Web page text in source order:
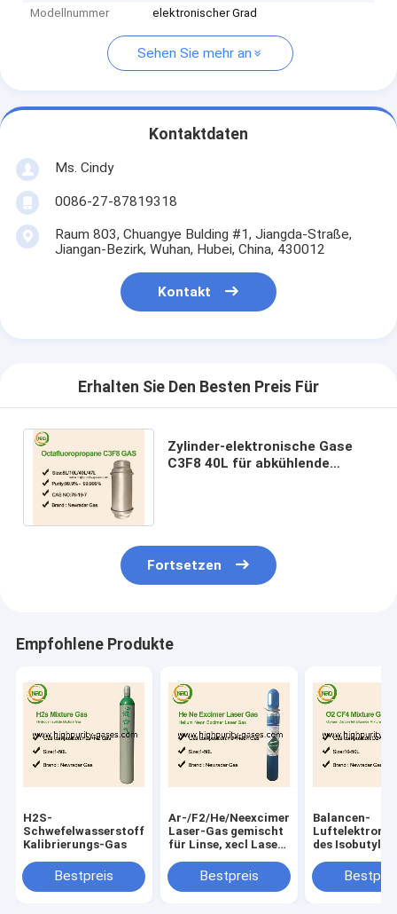
Modellnummer
elektronischer Grad
Sehen Sie mehr an
Kontaktdaten
Ms. Cindy
0086-27-87819318
Raum 803, Chuangye Bulding #1, Jiangda-Straße,
Jiangan-Bezirk, Wuhan, Hubei, China, 430012
Kontakt
Erhalten Sie Den Besten Preis Für
Zylinder-elektronische Gase
C3F8 40L für abkühlende
Fortsetzen
Empfohlene Produkte
H2S-
Schwefelwasserstoff-
Kalibrierungs-Gas
Bestpreis
Ar-/F2/He/Neexcimer-
Laser-Gas gemischt
für Linse, xecl Laser-
produzierend
Bestpreis
Balancen-
des
100 PPMs